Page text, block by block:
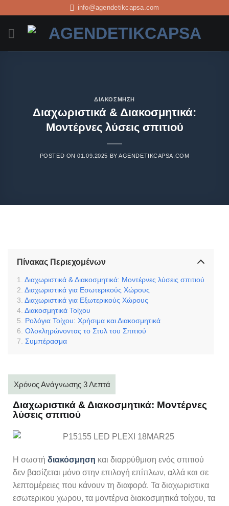
info@agendetikcapsa.com
ΔΙΑΚΌΣΜΗΣΗ
Διαχωριστικά & Διακοσμητικά:
Μοντέρνες λύσεις σπιτιού
POSTED ON01.09.2025 BYAGENDETIKCAPSA.COM
Πίνακας Περιεχομένων
Διαχωριστικά & Διακοσμητικά: Μοντέρνες λύσεις σπιτιού
Διαχωριστικά για Εσωτερικούς Χώρους
Διαχωριστικά για Εξωτερικούς Χώρους
Διακοσμητικά Τοίχου
Ρολόγια Τοίχου: Χρήσιμα και Διακοσμητικά
Ολοκληρώνοντας το Στυλ του Σπιτιού
Συμπέρασμα
Διαχωριστικά & Διακοσμητικά: Μοντέρνες
λύσεις σπιτιού
Η σωστή διακόσμηση και διαρρύθμιση ενός σπιτιού
δεν βασίζεται μόνο στην επιλογή επίπλων, αλλά και σε
λεπτομέρειες που κάνουν τη διαφορά. Τα διαχωριστικα
εσωτερικου χωρου, τα μοντέρνα διακοσμητικά τοίχου, τα